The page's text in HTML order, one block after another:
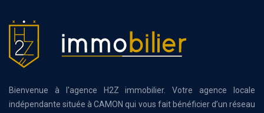
Bienvenue à l'agence H2Z immobilier. Votre agence locale
indépendante située à CAMON qui vous fait bénéficier d’un réseau